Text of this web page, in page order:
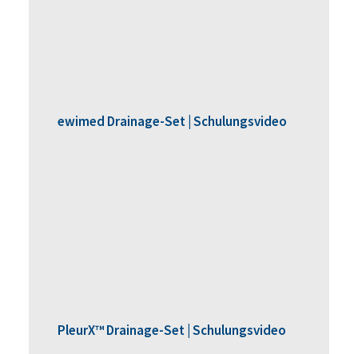
ewimed Drainage-Set | Schulungsvideo
PleurX™ Drainage-Set | Schulungsvideo